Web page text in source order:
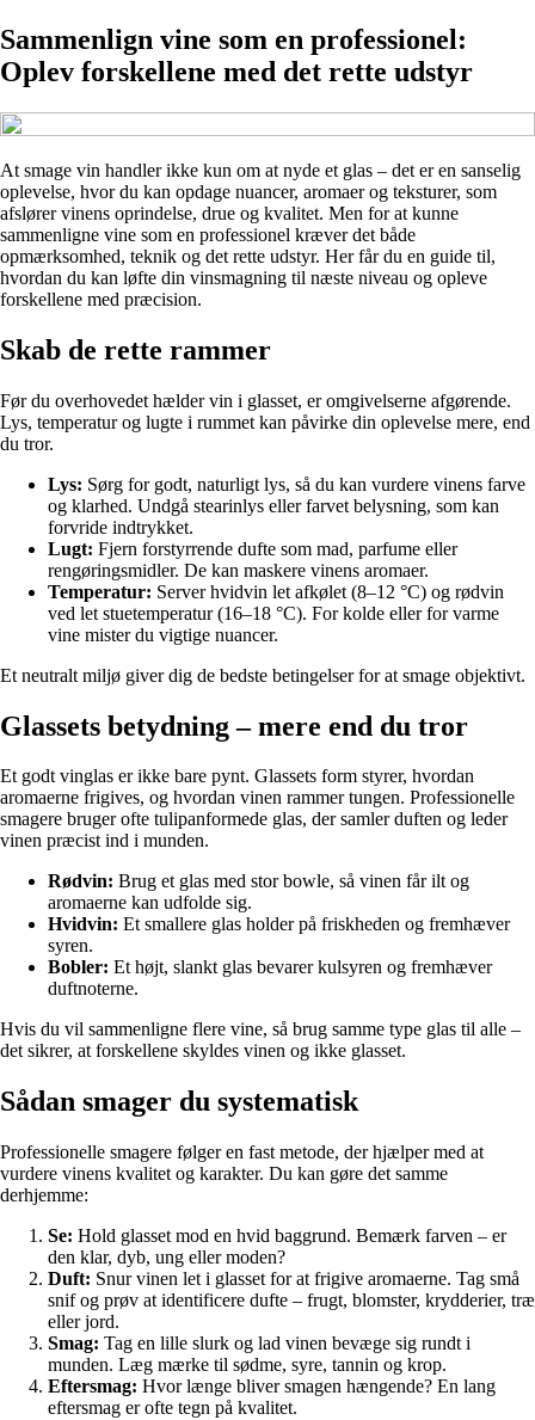
Sammenlign vine som en professionel:
Oplev forskellene med det rette udstyr
At smage vin handler ikke kun om at nyde et glas – det er en sanselig
oplevelse, hvor du kan opdage nuancer, aromaer og teksturer, som
afslører vinens oprindelse, drue og kvalitet. Men for at kunne
sammenligne vine som en professionel kræver det både
opmærksomhed, teknik og det rette udstyr. Her får du en guide til,
hvordan du kan løfte din vinsmagning til næste niveau og opleve
forskellene med præcision.
Skab de rette rammer
Før du overhovedet hælder vin i glasset, er omgivelserne afgørende.
Lys, temperatur og lugte i rummet kan påvirke din oplevelse mere, end
du tror.
Lys: Sørg for godt, naturligt lys, så du kan vurdere vinens farve
og klarhed. Undgå stearinlys eller farvet belysning, som kan
forvride indtrykket.
Lugt: Fjern forstyrrende dufte som mad, parfume eller
rengøringsmidler. De kan maskere vinens aromaer.
Temperatur: Server hvidvin let afkølet (8–12 °C) og rødvin
ved let stuetemperatur (16–18 °C). For kolde eller for varme
vine mister du vigtige nuancer.
Et neutralt miljø giver dig de bedste betingelser for at smage objektivt.
Glassets betydning – mere end du tror
Et godt vinglas er ikke bare pynt. Glassets form styrer, hvordan
aromaerne frigives, og hvordan vinen rammer tungen. Professionelle
smagere bruger ofte tulipanformede glas, der samler duften og leder
vinen præcist ind i munden.
Rødvin: Brug et glas med stor bowle, så vinen får ilt og
aromaerne kan udfolde sig.
Hvidvin: Et smallere glas holder på friskheden og fremhæver
syren.
Bobler: Et højt, slankt glas bevarer kulsyren og fremhæver
duftnoterne.
Hvis du vil sammenligne flere vine, så brug samme type glas til alle –
det sikrer, at forskellene skyldes vinen og ikke glasset.
Sådan smager du systematisk
Professionelle smagere følger en fast metode, der hjælper med at
vurdere vinens kvalitet og karakter. Du kan gøre det samme
derhjemme:
Se: Hold glasset mod en hvid baggrund. Bemærk farven – er
den klar, dyb, ung eller moden?
Duft: Snur vinen let i glasset for at frigive aromaerne. Tag små
snif og prøv at identificere dufte – frugt, blomster, krydderier, træ
eller jord.
Smag: Tag en lille slurk og lad vinen bevæge sig rundt i
munden. Læg mærke til sødme, syre, tannin og krop.
Eftersmag: Hvor længe bliver smagen hængende? En lang
eftersmag er ofte tegn på kvalitet.